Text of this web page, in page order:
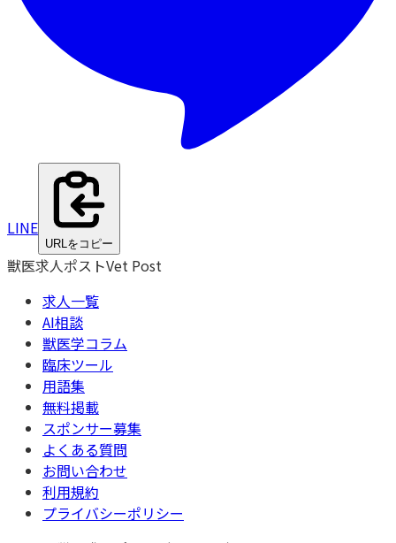
LINE
URLをコピー
獣医求人ポストVet Post
求人一覧
AI相談
獣医学コラム
臨床ツール
用語集
無料掲載
スポンサー募集
よくある質問
お問い合わせ
利用規約
プライバシーポリシー